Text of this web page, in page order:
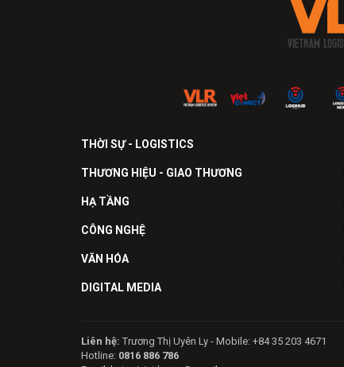
THỜI SỰ - LOGISTICS
THƯƠNG HIỆU - GIAO THƯƠNG
HẠ TẦNG
CÔNG NGHỆ
VĂN HÓA
DIGITAL MEDIA
Liên hệ: Trương Thị Uyên Ly - Mobile: +84 35 203 4671
Hotline: 0816 886 786